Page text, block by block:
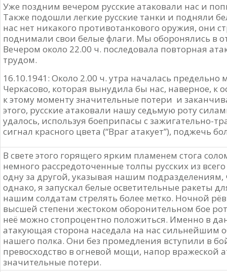
Уже поздним вечером русские атаковали нас и
Также подошли легкие русские танки и подняли
нас нет никакого противотанкового оружия, они
поднимали свои белые флаги. Мы оборонялись в
Вечером около 22.00 ч. последовала повторная
трудом.
16.10.1941: Около 2.00 ч. утра началась предельно
Черкасово, которая вынудила бы нас, наверное, к
к этому моменту значительные потери и
этого, русские атаковали нашу седьмую роту
удалось, используя боеприпасы с зажигательно-
сигнал красного цвета (“Враг атакует”), поджечь
В свете этого горящего ярким пламенем стога
немного рассредоточенные толпы русских из
одну за другой, указывая нашим подразделениям,
однако, я запускал белые осветительные ракеты
нашим солдатам стрелять более метко. Ночной
высшей степени жестоком оборонительном бое
неё можно стопроцентно положиться. Именно в
атакующая сторона наседала на нас сильнейшим
нашего полка. Они без промедления вступили в
превосходство в огневой мощи, напор вражеской
значительные потери.